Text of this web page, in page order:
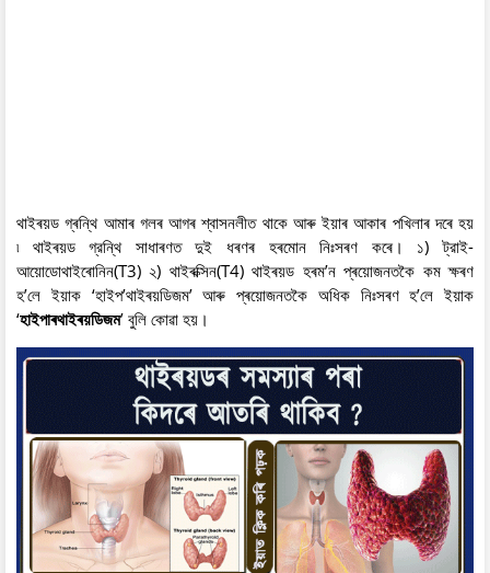
থাইৰয়ড গ্ৰন্থি আমাৰ গলৰ আগৰ শ্বাসনলীত থাকে আৰু ইয়াৰ আকাৰ পখিলাৰ দৰে হয়
৷ থাইৰয়ড গ্রন্থি সাধাৰণত দুই ধৰণৰ হৰমোন নিঃসৰণ কৰে। ১) ট্রাই-
আয়োডোথাইৰোনিন(T3) ২) থাইৰক্সিন(T4) থাইৰয়ড হৰম’ন প্ৰয়োজনতকৈ কম ক্ষৰণ
হ’লে ইয়াক ‘হাইপ’থাইৰয়ডিজম’ আৰু প্ৰয়োজনতকৈ অধিক নিঃসৰণ হ’লে ইয়াক
‘হাইপাৰথাইৰয়ডিজম’ বুলি কোৱা হয়।